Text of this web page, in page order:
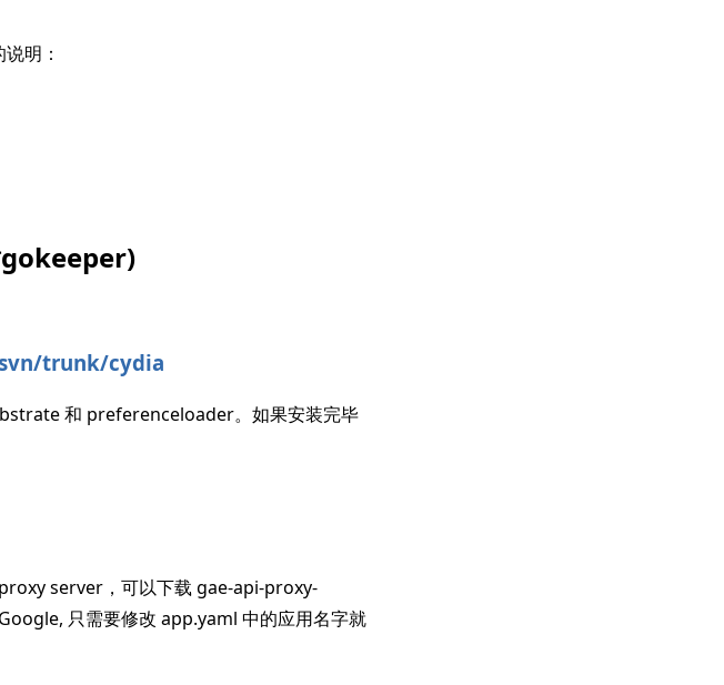
明：
trunk/cydia
和 preferenceloader。如果安装完毕
server，可以下载 gae-api-proxy-
只需要修改 app.yaml 中的应用名字就